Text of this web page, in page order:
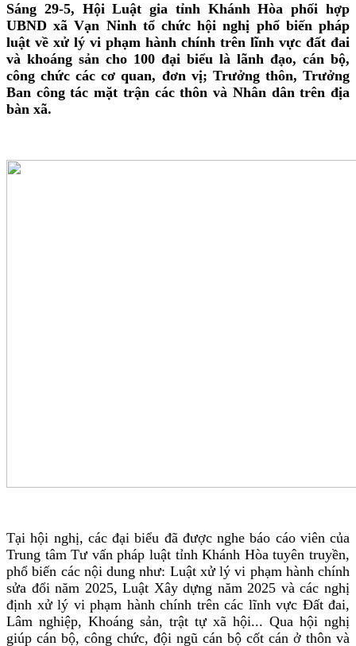
Sáng 29-5, Hội Luật gia tỉnh Khánh Hòa phối hợp
UBND xã Vạn Ninh tổ chức hội nghị phổ biến pháp
luật về xử lý vi phạm hành chính trên lĩnh vực đất đai
và khoáng sản cho 100 đại biểu là lãnh đạo, cán bộ,
công chức các cơ quan, đơn vị; Trưởng thôn, Trưởng
Ban công tác mặt trận các thôn và Nhân dân trên địa
bàn xã.
Tại hội nghị, các đại biểu đã được nghe báo cáo viên của
Trung tâm Tư vấn pháp luật tỉnh Khánh Hòa tuyên truyền,
phổ biến các nội dung như: Luật xử lý vi phạm hành chính
sửa đổi năm 2025, Luật Xây dựng năm 2025 và các nghị
định xử lý vi phạm hành chính trên các lĩnh vực Đất đai,
Lâm nghiệp, Khoáng sản, trật tự xã hội... Qua hội nghị
giúp cán bộ, công chức, đội ngũ cán bộ cốt cán ở thôn và